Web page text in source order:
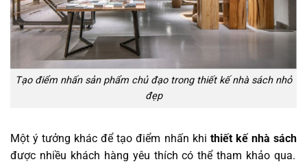
Tạo điểm nhấn sản phẩm chủ đạo trong thiết kế nhà sách nhỏ
đẹp
Một ý tưởng khác để tạo điểm nhấn khi thiết kế nhà sách
được nhiều khách hàng yêu thích có thể tham khảo qua.